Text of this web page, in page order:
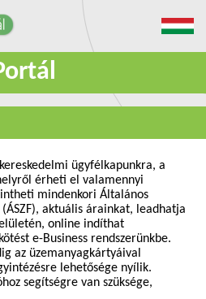
ügyfélkapunkra, a
érheti el valamennyi
mindenkori Általános
aktuális árainkat, leadhatja
online indíthat
e-Business rendszerünkbe.
az üzemanyagkártyáival
lehetősége nyílik.
segítségre van szüksége,